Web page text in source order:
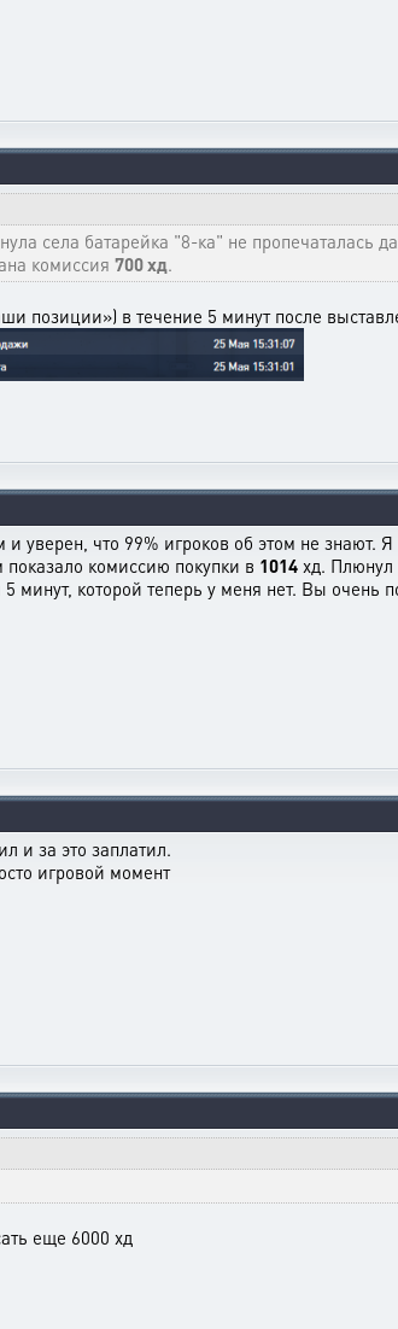
села батарейка "8-ка" не
комиссия 700 хд.
позиции») в течение 5 минут после
уверен, что 99% игроков об этом не знают.
комиссию покупки в 1014 хд. Плюнул
минут, которой теперь у меня нет. Вы очень
и за это заплатил.
игровой момент
еще 6000 хд